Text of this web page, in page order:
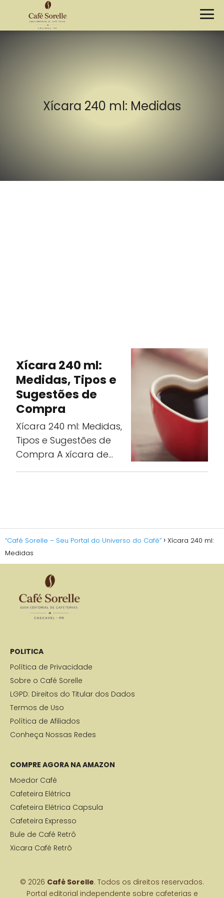
Xícara 240 ml: Medidas
Xícara 240 ml:
Medidas, Tipos e
Sugestões de
Compra
Xícara 240 ml: Medidas,
Tipos e Sugestões de
Compra A xícara de…
“Café Sorelle – Seu Portal do Universo do Café”
Xícara 240 ml:
Medidas
POLITICA
Política de Privacidade
Sobre o Café Sorelle
LGPD: Direitos do Titular dos Dados
Termos de Uso
Política de Afiliados
Conheça Nossas Redes
COMPRE AGORA NA AMAZON
Moedor Café
Cafeteira Elétrica
Cafeteira Elétrica Capsula
Cafeteira Expresso
Bule de Café Retrô
Xicara Café Retrô
© 2026 Café Sorelle. Todos os direitos reservados.
Portal editorial independente sobre cafeterias e